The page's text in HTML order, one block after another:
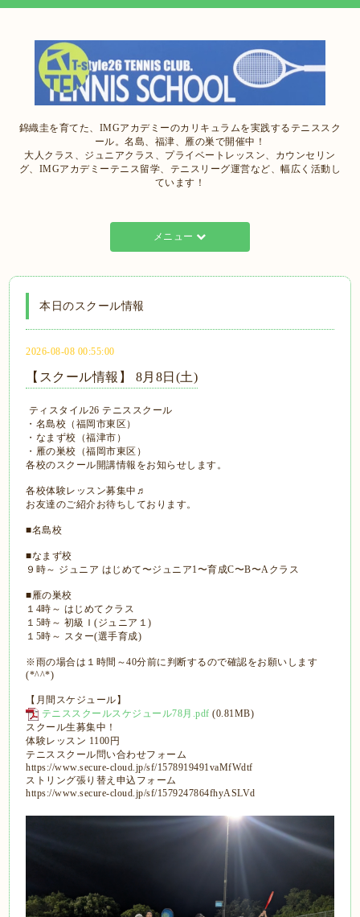
錦織圭を育てた、IMGアカデミーのカリキュラムを実践するテニススク
ール。名島、福津、雁の巣で開催中！
大人クラス、ジュニアクラス、プライベートレッスン、カウンセリン
グ、IMGアカデミーテニス留学、テニスリーグ運営など、幅広く活動し
ています！
メニュー
本日のスクール情報
2026-08-08 00:55:00
【スクール情報】 8月8日(土)
ティスタイル26 テニススクール
・名島校（福岡市東区）
・なまず校（福津市）
・雁の巣校（福岡市東区）
各校のスクール開講情報をお知らせします。
各校体験レッスン募集中♬
お友達のご紹介お待ちしております。
■名島校
■なまず校
９時～ ジュニア はじめて〜ジュニア1〜育成C〜B〜Aクラス
■雁の巣校
１4時～ はじめてクラス
１5時～ 初級Ｉ(ジュニア１)
１5時～ スター(選手育成)
※雨の場合は１時間～40分前に判断するので確認をお願いします
(*^^*)
【月間スケジュール】
テニススクールスケジュール78月.pdf (0.81MB)
スクール生募集中！
体験レッスン 1100円
テニススクール問い合わせフォーム
https://www.secure-cloud.jp/sf/1578919491vaMfWdtf
ストリング張り替え申込フォーム
https://www.secure-cloud.jp/sf/1579247864fhyASLVd